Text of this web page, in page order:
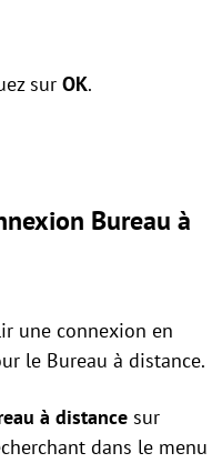
sur OK.
Bureau à
une connexion en
le Bureau à distance.
à distance sur
dans le menu